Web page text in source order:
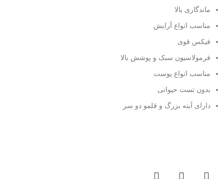
ماندگاری بالا
مناسب انواع آرایش
فیکس قوی
فرمولاسیون سبک و پوشش بالا
مناسب انواع پوست
بدون تست حیوانی
دارای آینه بزرگ و قلمو دو سر